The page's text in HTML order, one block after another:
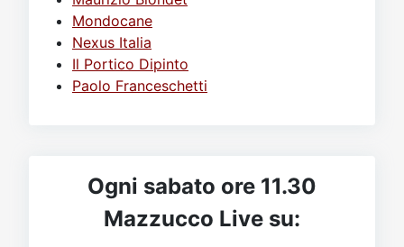
Mondocane
Nexus Italia
Il Portico Dipinto
Paolo Franceschetti
Ogni sabato ore 11.30
Mazzucco Live su: